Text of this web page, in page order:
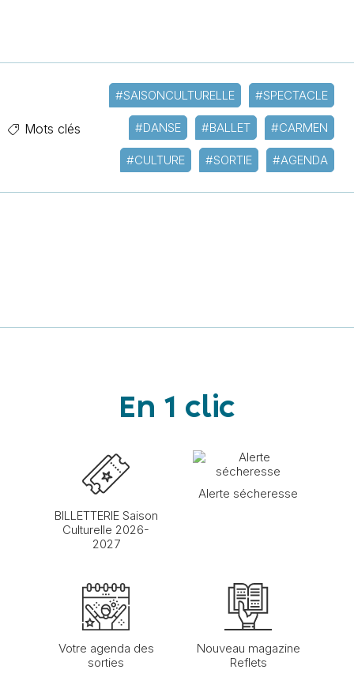
Mots clés
#SAISONCULTURELLE #SPECTACLE
#DANSE #BALLET #CARMEN
#CULTURE #SORTIE #AGENDA
En 1 clic
BILLETTERIE Saison
Culturelle 2026-
2027
Alerte sécheresse
Votre agenda des
sorties
Nouveau magazine
Reflets